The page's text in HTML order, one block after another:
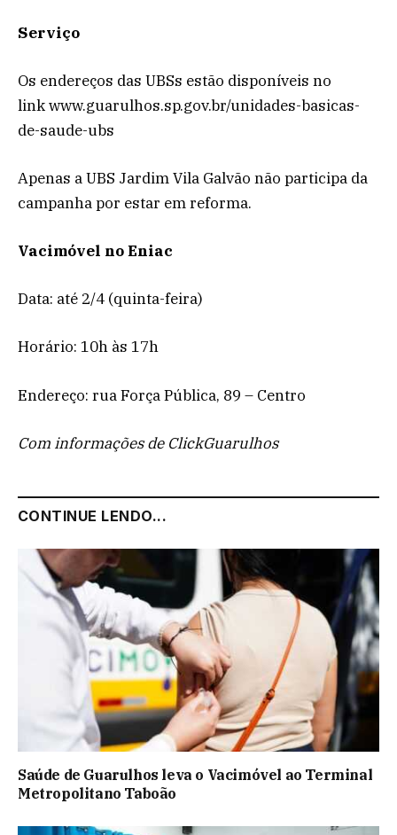
Serviço
Os endereços das UBSs estão disponíveis no
link www.guarulhos.sp.gov.br/unidades-basicas-
de-saude-ubs
Apenas a UBS Jardim Vila Galvão não participa da
campanha por estar em reforma.
Vacimóvel no Eniac
Data: até 2/4 (quinta-feira)
Horário: 10h às 17h
Endereço: rua Força Pública, 89 – Centro
Com informações de ClickGuarulhos
CONTINUE LENDO...
Saúde de Guarulhos leva o Vacimóvel ao Terminal
Metropolitano Taboão